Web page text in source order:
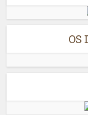
OS